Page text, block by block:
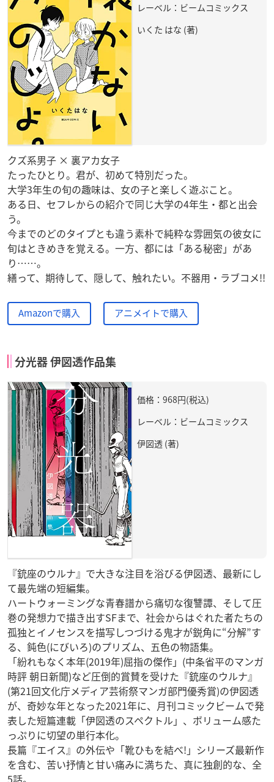
レーベル：ビームコミックス
いくた はな (著)
クズ系男子 × 裏アカ女子
たったひとり。君が、初めて特別だった。
大学3年生の旬の趣味は、女の子と楽しく遊ぶこと。
ある日、セフレからの紹介で同じ大学の4年生・都と出会
う。
今までのどのタイプとも違う素朴で純粋な雰囲気の彼女に
旬はときめきを覚える。一方、都には「ある秘密」があ
り……。
繕って、期待して、隠して、触れたい。不器用・ラブコメ!!
Amazonで購入 アニメイトで購入
分光器 伊図透作品集
価格：968円(税込)
レーベル：ビームコミックス
伊図透 (著)
『銃座のウルナ』で大きな注目を浴びる伊図透、最新にし
て最先端の短編集。
ハートウォーミングな青春譜から痛切な復讐譚、そして圧
巻の発想力で描き出すSFまで、社会からはぐれた者たちの
孤独とイノセンスを描写しつづける鬼才が鋭角に“分解”す
る、鈍色(にびいろ)のプリズム、五色の物語集。
「紛れもなく本年(2019年)屈指の傑作」(中条省平のマンガ
時評 朝日新聞)など圧倒的賞賛を受けた『銃座のウルナ』
(第21回文化庁メディア芸術祭マンガ部門優秀賞)の伊図透
が、奇妙な年となった2021年に、月刊コミックビームで発
表した短篇連載「伊図透のスペクトル」、ボリューム感た
っぷりに切望の単行本化。
長篇『エイス』の外伝や「靴ひもを結べ!」シリーズ最新作
を含む、苦い抒情と甘い痛みに満ちた、真に独創的な、全